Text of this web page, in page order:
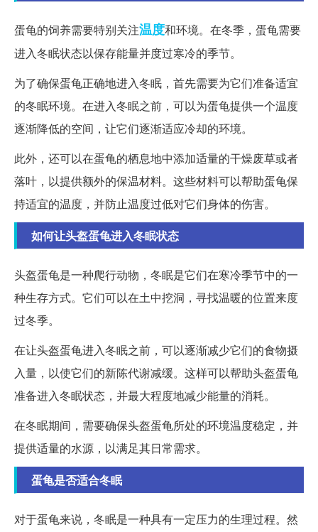
蛋龟的饲养需要特别关注温度和环境。在冬季，蛋龟需要
进入冬眠状态以保存能量并度过寒冷的季节。
为了确保蛋龟正确地进入冬眠，首先需要为它们准备适宜
的冬眠环境。在进入冬眠之前，可以为蛋龟提供一个温度
逐渐降低的空间，让它们逐渐适应冷却的环境。
此外，还可以在蛋龟的栖息地中添加适量的干燥废草或者
落叶，以提供额外的保温材料。这些材料可以帮助蛋龟保
持适宜的温度，并防止温度过低对它们身体的伤害。
如何让头盔蛋龟进入冬眠状态
头盔蛋龟是一种爬行动物，冬眠是它们在寒冷季节中的一
种生存方式。它们可以在土中挖洞，寻找温暖的位置来度
过冬季。
在让头盔蛋龟进入冬眠之前，可以逐渐减少它们的食物摄
入量，以使它们的新陈代谢减缓。这样可以帮助头盔蛋龟
准备进入冬眠状态，并最大程度地减少能量的消耗。
在冬眠期间，需要确保头盔蛋龟所处的环境温度稳定，并
提供适量的水源，以满足其日常需求。
蛋龟是否适合冬眠
对于蛋龟来说，冬眠是一种具有一定压力的生理过程。然